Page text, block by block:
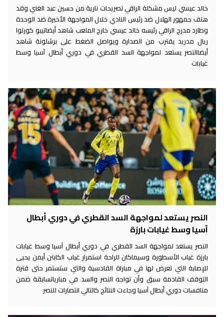
خالد عيسي ليس مشكلة الراقي تصريحات نارية من حسين عبد الغني وقد
هتف جمهور الهلال ضد رئيس النادي خلال المواجهة الأخيرة ضد الوحدة
وطارد مدرج الراقي رئيسه خالد عيسي خارج الملعب شاهد أيضاتيبو كورتوا
ريال مدريد يقترب من الصدارة ويواصل الضغط على برشلونة شاهد
أيضاالنصر يستعد لمواجهة السد القطري في دوري أبطال آسيا وسط
غيابات
النصر يستعد لمواجهة السد القطري في دوري أبطال
آسيا وسط غيابات بارزة
النصر يستعد لمواجهة السد القطري في دوري أبطال آسيا وسط غيابات
بارزة غياب الأسطورة وسيماكان للراحة استمرار غياب الكابتن أيمن يحيى
للإصابة التي تعرض لها في مباراة القادسية والتي ستستمر حتى فترة
التوقف القادمة سبق وأن تواجه النصر والسد في مبارياتسابقة ضمن
منافسات دوري أبطال آسيا وجاءت النتائج كالتالي انتصارات للنصر